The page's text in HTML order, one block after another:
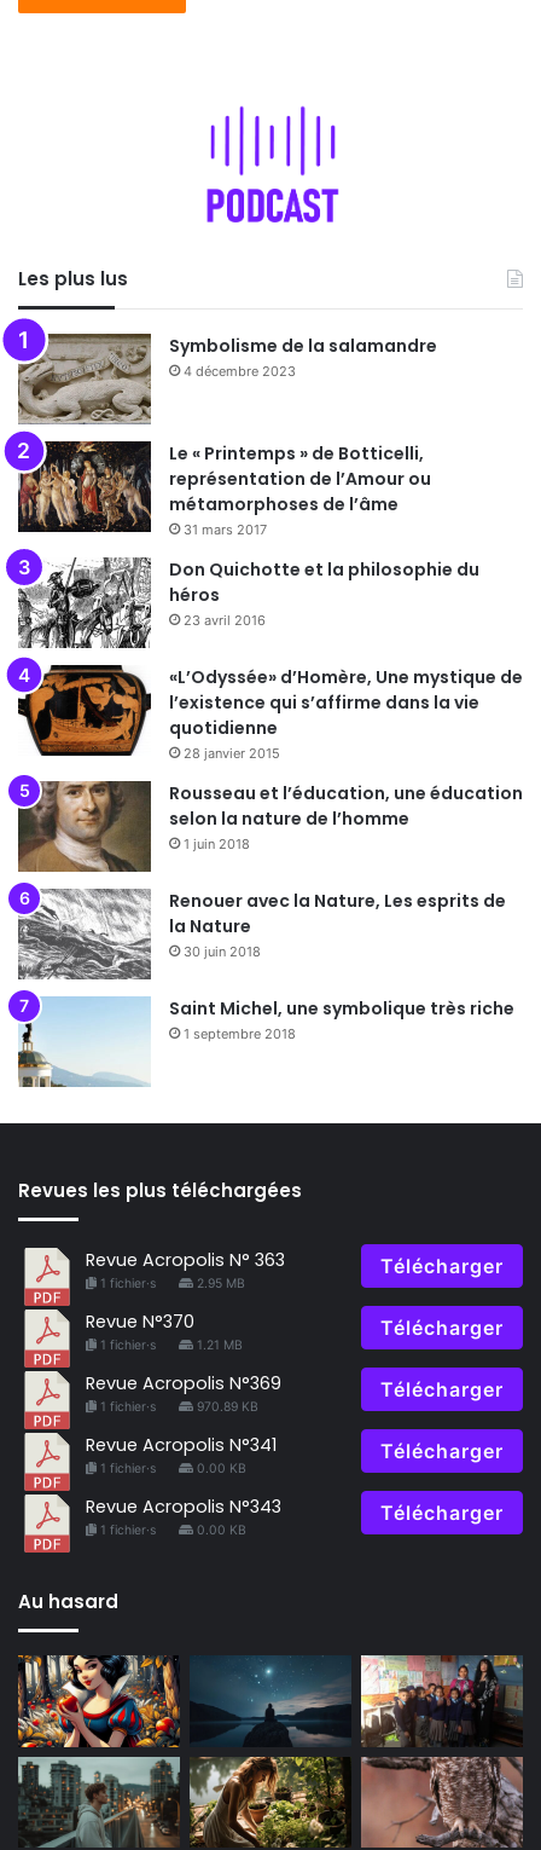
Les plus lus
Symbolisme de la salamandre
4 décembre 2023
Le « Printemps » de Botticelli,
représentation de l’Amour ou
métamorphoses de l’âme
31 mars 2017
Don Quichotte et la philosophie du
héros
23 avril 2016
«L’Odyssée» d’Homère, Une mystique de
l’existence qui s’affirme dans la vie
quotidienne
28 janvier 2015
Rousseau et l’éducation, une éducation
selon la nature de l’homme
1 juin 2018
Renouer avec la Nature, Les esprits de
la Nature
30 juin 2018
Saint Michel, une symbolique très riche
1 septembre 2018
Revues les plus téléchargées
Revue Acropolis N° 363
1 fichier·s 2.95 MB
Télécharger
Revue N°370
1 fichier·s 1.21 MB
Télécharger
Revue Acropolis N°369
1 fichier·s 970.89 KB
Télécharger
Revue Acropolis N°341
1 fichier·s 0.00 KB
Télécharger
Revue Acropolis N°343
1 fichier·s 0.00 KB
Télécharger
Au hasard